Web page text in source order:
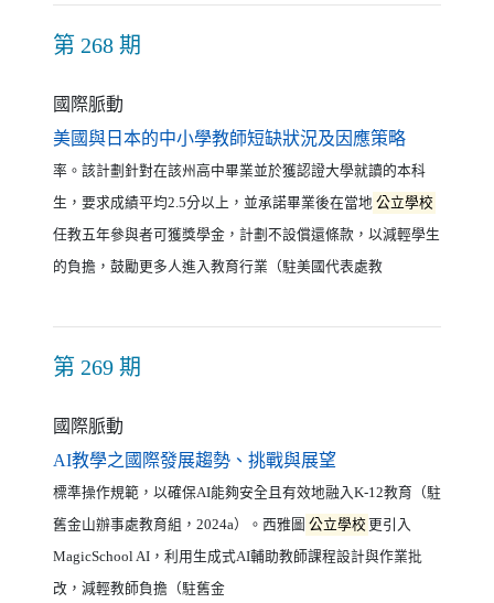
第 268 期
國際脈動
美國與日本的中小學教師短缺狀況及因應策略（另開新
率。該計劃針對在該州高中畢業並於獲認證大學就讀的本科
生，要求成績平均2.5分以上，並承諾畢業後在當地 公立學校
任教五年參與者可獲獎學金，計劃不設償還條款，以減輕學生
的負擔，鼓勵更多人進入教育行業（駐美國代表處教
第 269 期
國際脈動
AI教學之國際發展趨勢、挑戰與展望（另開新視窗）
標準操作規範，以確保AI能夠安全且有效地融入K-12教育（駐
舊金山辦事處教育組，2024a）。西雅圖 公立學校 更引入
MagicSchool AI，利用生成式AI輔助教師課程設計與作業批
改，減輕教師負擔（駐舊金